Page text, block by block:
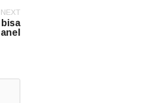
NEXT